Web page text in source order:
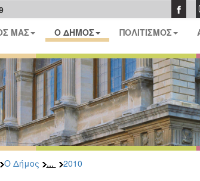
ΜΑΣ Ο ΔΗΜΟΣ ΠΟΛΙΤΙΣΜΟΣ
Ο Δήμος ... 2010